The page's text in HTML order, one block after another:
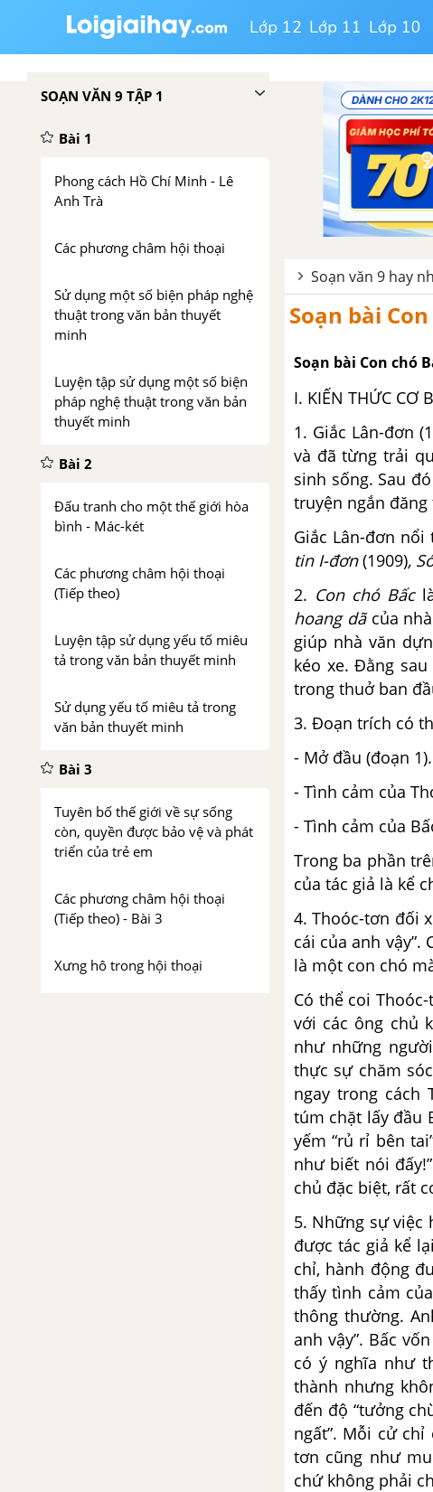
Lớp 12 Lớp 11 Lớp 10
SOẠN VĂN 9 TẬP 1
Bài 1
Phong cách Hồ Chí Minh - Lê
Anh Trà
Các phương châm hội thoại
Sử dụng một số biện pháp nghệ
thuật trong văn bản thuyết
minh
Luyện tập sử dụng một số biện
pháp nghệ thuật trong văn bản
thuyết minh
Bài 2
Đấu tranh cho một thế giới hòa
bình - Mác-két
Các phương châm hội thoại
(Tiếp theo)
Luyện tập sử dụng yếu tố miêu
tả trong văn bản thuyết minh
Sử dụng yếu tố miêu tả trong
văn bản thuyết minh
Bài 3
Tuyên bố thế giới về sự sống
còn, quyền được bảo vệ và phát
triển của trẻ em
Các phương châm hội thoại
(Tiếp theo) - Bài 3
Xưng hô trong hội thoại
Soạn văn 9 hay
Soạn bài
Soạn bài Con chó
I. KIẾN THỨC CƠ
1. Giắc Lân-đơn
và đã từng trải
sinh sống. Sau
truyện ngắn
Giắc Lân-đơn
tin I-đơn(1909),
2. Con chó Bấc
hoang dã của
giúp nhà văn
kéo xe. Đằng
trong thuở ban
3. Đoạn trích có
- Mở đầu (đoạn 1).
- Tình cảm của
- Tình cảm của
Trong ba phần
của tác giả là kể
4. Thoóc-tơn đối
cái của anh
là một con chó
Có thể coi
với các ông chủ
như những
thực sự chăm
ngay trong cách
túm chặt lấy đầu
yếm “rủ rỉ bên
như biết nói
chủ đặc biệt, rất
5. Những sự việc
được tác giả kể
chỉ, hành động
thấy tình cảm
thông thường.
anh vậy”. Bấc
có ý nghĩa như
thành nhưng
đến độ “tưởng
ngất”. Mỗi cử
tơn cũng như
chứ không phải